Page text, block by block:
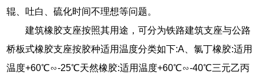
辊、吐白、硫化时间不理想等问题。
建筑橡胶支座按照其用途，可分为铁路建筑支座与公路
桥板式橡胶支座按胶种适用温度分类如下:A、氯丁橡胶:适用
温度+60℃∽-25℃天然橡胶:适用温度+60℃∽-40℃三元乙丙